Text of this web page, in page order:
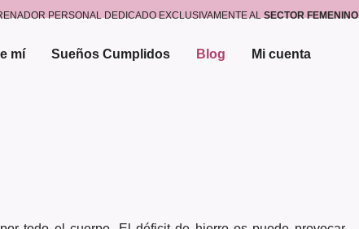
PERSONAL DEDICADO EXCLUSIVAMENTE ALSECTOR FEMENINO
mí Sueños Cumplidos Blog Mi cuenta